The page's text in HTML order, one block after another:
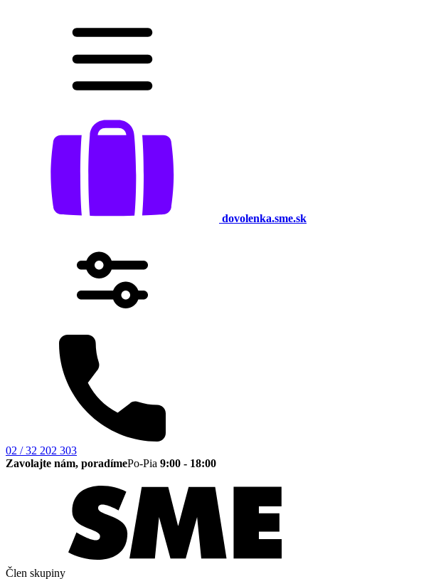
dovolenka.sme.sk
02 / 32 202 303
Zavolajte nám, poradímePo-Pia 9:00 - 18:00
Člen skupiny